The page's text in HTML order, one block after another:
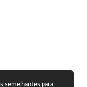
semelhantes para